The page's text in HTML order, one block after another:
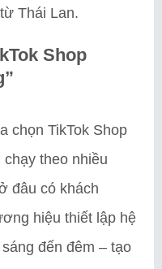
Thái Lan.
Shop
chọn TikTok Shop
theo nhiều
đâu có khách
hiệu thiết lập hệ
đến đêm – tạo